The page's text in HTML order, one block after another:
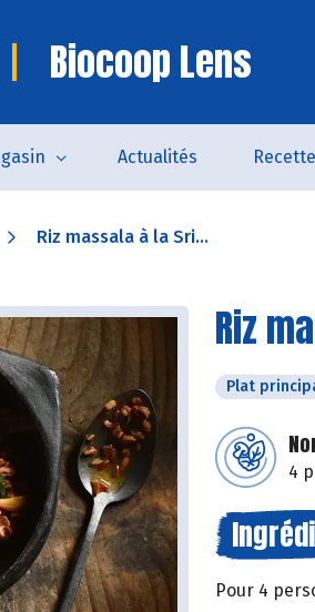
Biocoop Lens
Actualités
Riz massala à la Sri...
Riz
Plat
4
Pour 4